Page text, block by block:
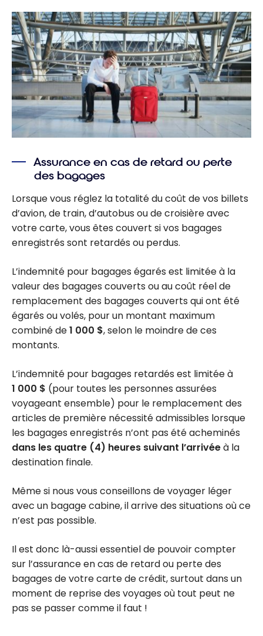
Assurance en cas de retard ou perte
des bagages
Lorsque vous réglez la totalité du coût de vos billets
d’avion, de train, d’autobus ou de croisière avec
votre carte, vous êtes couvert si vos bagages
enregistrés sont retardés ou perdus.
L’indemnité pour bagages égarés est limitée à la
valeur des bagages couverts ou au coût réel de
remplacement des bagages couverts qui ont été
égarés ou volés, pour un montant maximum
combiné de1 000 $, selon le moindre de ces
montants.
L’indemnité pour bagages retardés est limitée à
1 000 $ (pour toutes les personnes assurées
voyageant ensemble) pour le remplacement des
articles de première nécessité admissibles lorsque
les bagages enregistrés n’ont pas été acheminés
dans les quatre (4) heures suivant l’arrivéeà la
destination finale.
Même si nous vous conseillons de voyager léger
avec un bagage cabine, il arrive des situations où ce
n’est pas possible.
Il est donc là-aussi essentiel de pouvoir compter
sur l’assurance en cas de retard ou perte des
bagages de votre carte de crédit, surtout dans un
moment de reprise des voyages où tout peut ne
pas se passer comme il faut !